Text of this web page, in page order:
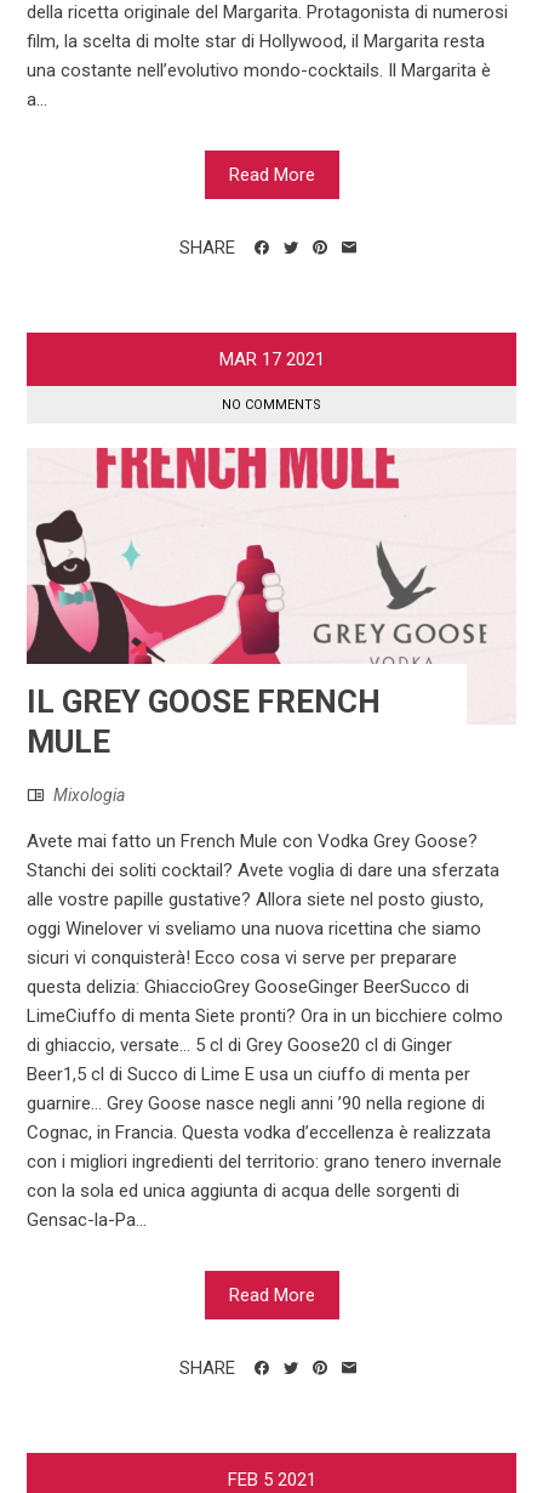
della ricetta originale del Margarita. Protagonista di numerosi
film, la scelta di molte star di Hollywood, il Margarita resta
una costante nell’evolutivo mondo-cocktails. Il Margarita è
a...
Read More
SHARE
MAR 17 2021
NO COMMENTS
IL GREY GOOSE FRENCH
MULE
Mixologia
Avete mai fatto un French Mule con Vodka Grey Goose?
Stanchi dei soliti cocktail? Avete voglia di dare una sferzata
alle vostre papille gustative? Allora siete nel posto giusto,
oggi Winelover vi sveliamo una nuova ricettina che siamo
sicuri vi conquisterà! Ecco cosa vi serve per preparare
questa delizia: GhiaccioGrey GooseGinger BeerSucco di
LimeCiuffo di menta Siete pronti? Ora in un bicchiere colmo
di ghiaccio, versate… 5 cl di Grey Goose20 cl di Ginger
Beer1,5 cl di Succo di Lime E usa un ciuffo di menta per
guarnire… Grey Goose nasce negli anni ’90 nella regione di
Cognac, in Francia. Questa vodka d’eccellenza è realizzata
con i migliori ingredienti del territorio: grano tenero invernale
con la sola ed unica aggiunta di acqua delle sorgenti di
Gensac-la-Pa...
Read More
SHARE
FEB 5 2021